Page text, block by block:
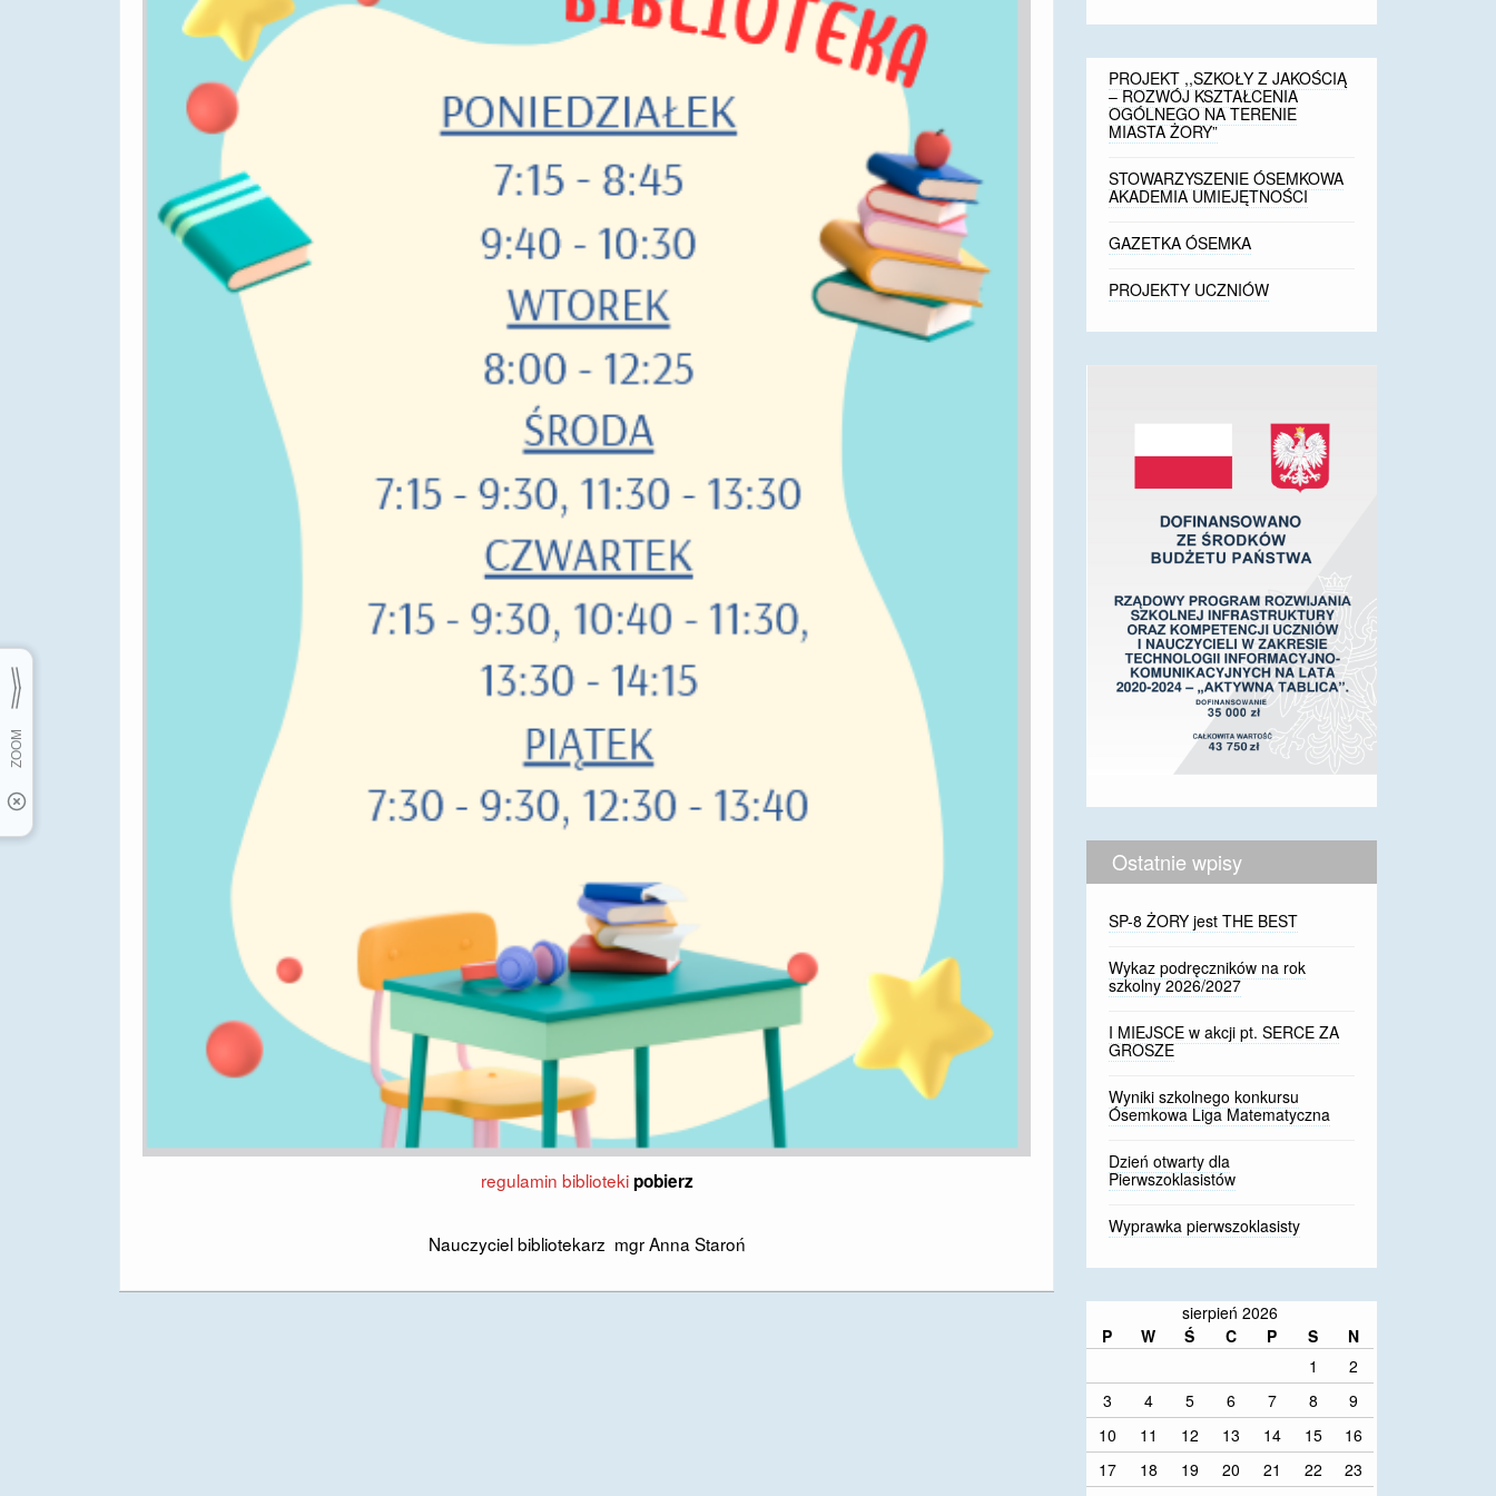
regulamin bibliotekipobierz
Nauczyciel bibliotekarz mgr Anna Staroń
PROJEKT ,,SZKOŁY Z JAKOŚCIĄ
– ROZWÓJ KSZTAŁCENIA
OGÓLNEGO NA TERENIE
MIASTA ŻORY”
STOWARZYSZENIE ÓSEMKOWA
AKADEMIA UMIEJĘTNOŚCI
GAZETKA ÓSEMKA
PROJEKTY UCZNIÓW
Ostatnie wpisy
SP-8 ŻORY jest THE BEST
Wykaz podręczników na rok
szkolny 2026/2027
I MIEJSCE w akcji pt. SERCE ZA
GROSZE
Wyniki szkolnego konkursu
Ósemkowa Liga Matematyczna
Dzień otwarty dla
Pierwszoklasistów
Wyprawka pierwszoklasisty
sierpień 2026
P
W Ś C P S
N
1
2
3
4 5 6 7 8
9
10
11 12 13 14 15
16
17
18 19 20 21 22
23